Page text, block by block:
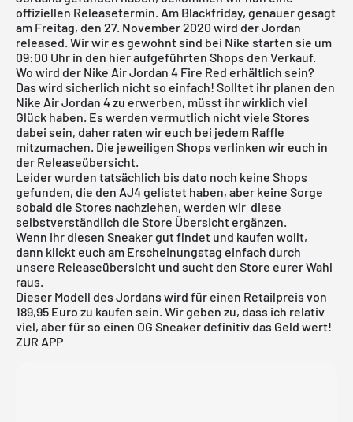
offiziellen Releasetermin. Am Blackfriday, genauer gesagt
am Freitag, den 27. November 2020 wird der Jordan
released. Wir wir es gewohnt sind bei Nike starten sie um
09:00 Uhr in den hier aufgeführten Shops den Verkauf.
Wo wird der Nike Air Jordan 4 Fire Red erhältlich sein?
Das wird sicherlich nicht so einfach! Solltet ihr planen den
Nike Air Jordan 4 zu erwerben, müsst ihr wirklich viel
Glück haben. Es werden vermutlich nicht viele Stores
dabei sein, daher raten wir euch bei jedem Raffle
mitzumachen. Die jeweiligen Shops verlinken wir euch in
der Releaseübersicht.
Leider wurden tatsächlich bis dato noch keine Shops
gefunden, die den AJ4 gelistet haben, aber keine Sorge
sobald die Stores nachziehen, werden wir diese
selbstverständlich die Store Übersicht ergänzen.
Wenn ihr diesen Sneaker gut findet und kaufen wollt,
dann klickt euch am Erscheinungstag einfach durch
unsere Releaseübersicht und sucht den Store eurer Wahl
raus.
Dieser Modell des Jordans wird für einen Retailpreis von
189,95 Euro zu kaufen sein. Wir geben zu, dass ich relativ
viel, aber für so einen OG Sneaker definitiv das Geld wert!
ZUR APP